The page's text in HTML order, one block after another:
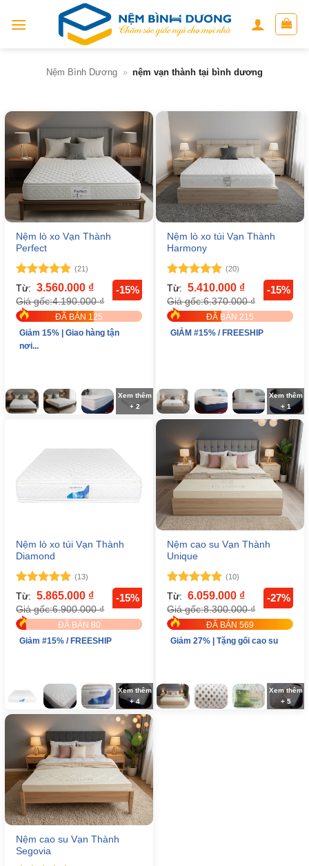
Nệm Bình Dương » nệm vạn thành tại bình dương
Xem thêm
+ 2
Nệm lò xo Vạn Thành
Perfect
Được xếp
hạng5
5
sao
(21)
Từ: 3.560.000 ₫
Giá gốc:4.190.000₫
-15%
ĐÃ BÁN 125
Giảm 15% | Giao hàng tận
nơi...
Xem thêm
+ 1
Nệm lò xo túi Vạn Thành
Harmony
Được xếp
hạng5
5
sao
(20)
Từ: 5.410.000 ₫
Giá gốc:6.370.000₫
-15%
ĐÃ BÁN 215
GIẢM #15% / FREESHIP
Xem thêm
+ 4
Nệm lò xo túi Vạn Thành
Diamond
Được xếp
hạng5
5
sao
(13)
Từ: 5.865.000 ₫
Giá gốc:6.900.000₫
-15%
ĐÃ BÁN 80
Giảm #15% / FREESHIP
Xem thêm
+ 5
Nệm cao su Vạn Thành
Unique
Được xếp
hạng5
5
sao
(10)
Từ: 6.059.000 ₫
Giá gốc:8.300.000₫
-27%
ĐÃ BÁN 569
Giảm 27% | Tặng gối cao su
Nệm cao su Vạn Thành
Segovia